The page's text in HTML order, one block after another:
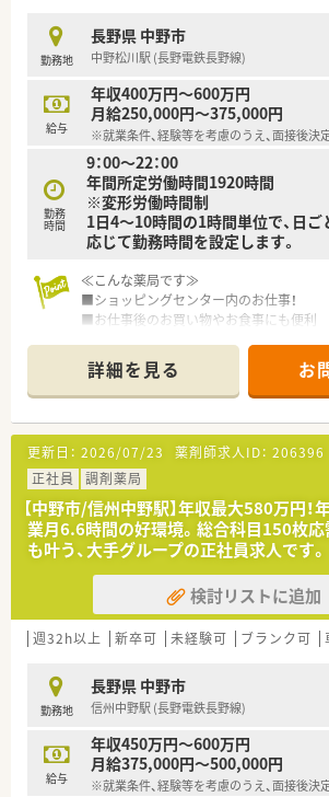
す。
■転職回数よりもお人柄や今後の意欲を重
での方であれば経験の有無を問わず幅広
【勤務実態について】
■富士薬品グループの方針により残業抑制
社平均の残業時間は月間6.6時間と非常に
■残業代は1分単位で計算されて全額支給
残業が発生することはなく、納得感を持っ
■4週9休制を採用しており年間休日は117
ため、仕事とプライベートのメリハリをつ
勤務地
長野県 中野市
中野松川駅 (長野電鉄長野線)
給与
年収400万円～600万円
月給250,000円～375,000円
※就業条件、経験等を考慮のうえ、面接後決定
勤務
時間
9：00～22：00
年間所定労働時間1920時間
※変形労働時間制
1日4～10時間の1時間単位で、日
応じて勤務時間を設定します。
≪こんな薬局です≫
■ショッピングセンター内のお仕事！
■お仕事後のお買い物やお食事にも便利
■22：00まで・土日祝も営業しております
務できる方を優先して採用されております
調整が可能
≪会社の安定性は抜群≫
■世界14カ国(約300社)に展開するグルー
ル企業にて安定した経営環境の中で安心
す。
■全国に約300店舗を展開しており、調剤
ニアケア、漢方薬、健康食品といった健康
ス提供、クリニックの誘致など新たな取り
す。
≪多種多様なキャリアパスを用意≫
■調剤・OTCの担当として経験を積み更に
より専門性の高い業務に携わる事も可能で
■管理薬剤師以降は、自分が進みたいコー
チャンスが誰にでもあります。
■「社内・グループ公募制度、自己申告制度
を通じて、今後のキャリアや希望を会社
形成する事も可能です。
詳細を見る お
更新日： 2026/07/23 薬剤師求人ID： 206396
正社員
調剤薬局
【中野市/信州中野駅】年収最大580万円
業月6.6時間の好環境。総合科目150枚
も叶う、大手グループの正社員求人です。
検討リストに追加
週32h以上 新卒可 未経験可 ブランク可
勤務地
長野県 中野市
信州中野駅 (長野電鉄長野線)
給与
年収450万円～600万円
月給375,000円～500,000円
※就業条件、経験等を考慮のうえ、面接後決定